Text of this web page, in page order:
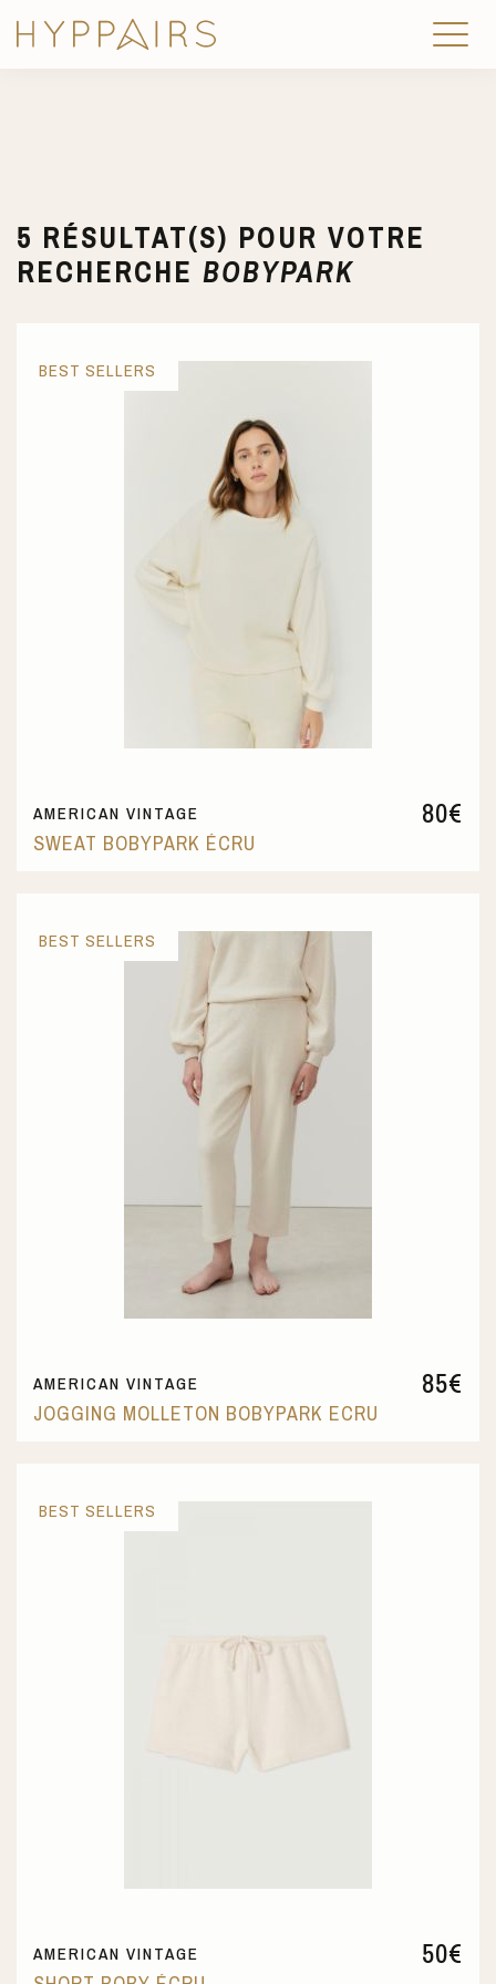
5 RÉSULTAT(S) POUR VOTRE
RECHERCHE BOBYPARK
80€
AMERICAN VINTAGE
SWEAT BOBYPARK ÉCRU
BEST SELLERS
85€
AMERICAN VINTAGE
JOGGING MOLLETON BOBYPARK ECRU
BEST SELLERS
50€
AMERICAN VINTAGE
BEST SELLERS